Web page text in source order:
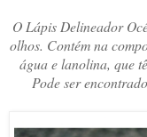
O Lápis Delineador
olhos. Contém na
água e lanolina, que
Pode ser